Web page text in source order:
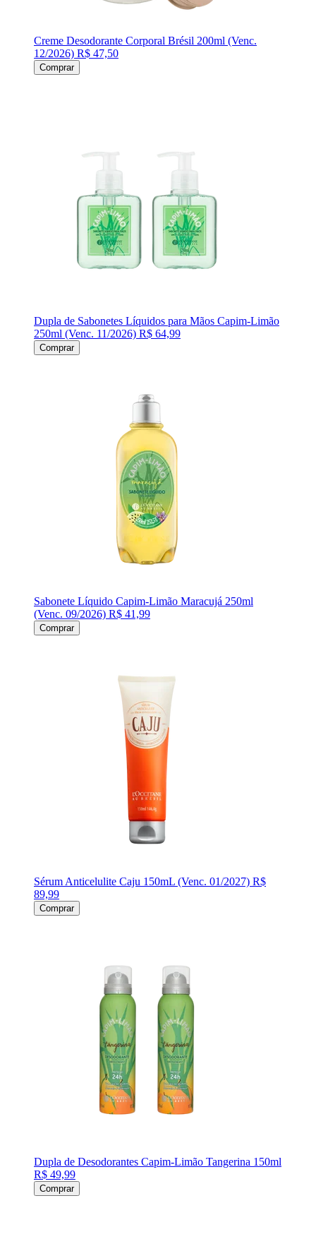
Creme Desodorante Corporal Brésil 200ml (Venc.
12/2026) R$ 47,50
Comprar
Dupla de Sabonetes Líquidos para Mãos Capim-Limão
250ml (Venc. 11/2026) R$ 64,99
Comprar
Sabonete Líquido Capim-Limão Maracujá 250ml
(Venc. 09/2026) R$ 41,99
Comprar
Sérum Anticelulite Caju 150mL (Venc. 01/2027) R$
89,99
Comprar
Dupla de Desodorantes Capim-Limão Tangerina 150ml
R$ 49,99
Comprar